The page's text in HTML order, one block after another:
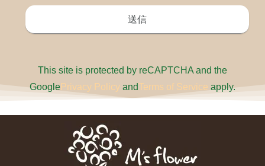
This site is protected by reCAPTCHA and the
GooglePrivacy Policy andTerms of Service apply.